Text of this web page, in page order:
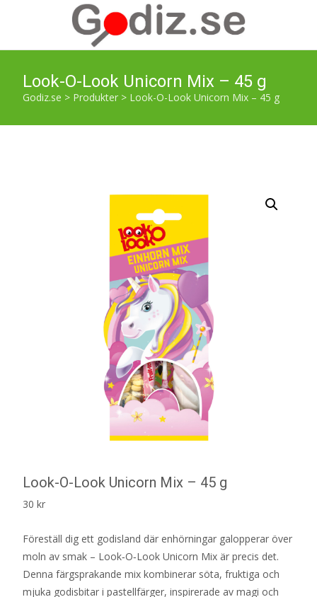
Look-O-Look Unicorn Mix – 45 g
Godiz.se > Produkter > Look-O-Look Unicorn Mix – 45 g
Look-O-Look Unicorn Mix – 45 g
30 kr
Föreställ dig ett godisland där enhörningar galopperar över
moln av smak – Look‑O‑Look Unicorn Mix är precis det.
Denna färgsprakande mix kombinerar söta, fruktiga och
mjuka godisbitar i pastellfärger, inspirerade av magi och